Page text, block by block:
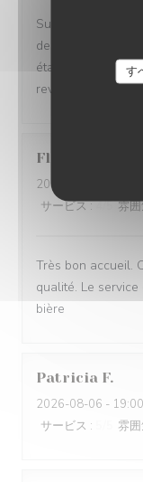
す
Super moment.
des vagues est
étaient très bons
reviendrons
Florence
2026-08-06
サービス:4/5 雰
Très bon accueil.
qualité. Le
bière
Patricia F
2026-08-06 -
サービス : 雰